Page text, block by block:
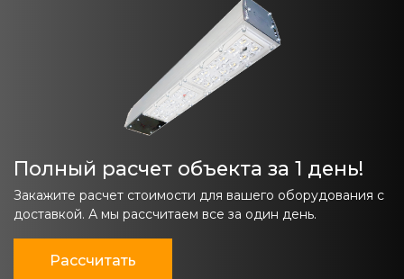
Полный расчет объекта за 1 день!
Закажите расчет стоимости для вашего оборудования с
доставкой. А мы рассчитаем все за один день.
Рассчитать